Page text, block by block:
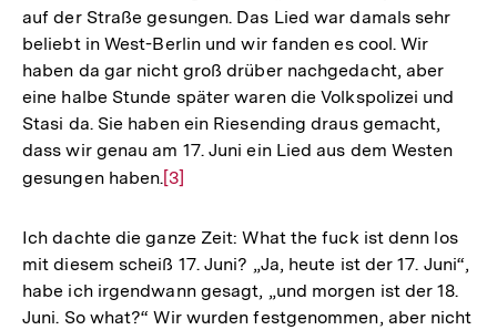
auf der Straße gesungen. Das Lied war damals sehr
beliebt in West-Berlin und wir fanden es cool. Wir
haben da gar nicht groß drüber nachgedacht, aber
eine halbe Stunde später waren die Volkspolizei und
Stasi da. Sie haben ein Riesending draus gemacht,
dass wir genau am 17. Juni ein Lied aus dem Westen
gesungen haben.Zur
der
Fußnote
[3]
Ich dachte die ganze Zeit: What the fuck ist denn los
mit diesem scheiß 17. Juni? „Ja, heute ist der 17. Juni“,
habe ich irgendwann gesagt, „und morgen ist der 18.
Juni. So what?“ Wir wurden festgenommen, aber nicht